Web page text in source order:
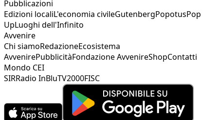
Pubblicazioni
Edizioni localiL'economia civileGutenbergPopotusPop
UpLuoghi dell'Infinito
Avvenire
Chi siamoRedazioneEcosistema
AvvenirePubblicitàFondazione AvvenireShopContatti
Mondo CEI
SIRRadio InBluTV2000FISC